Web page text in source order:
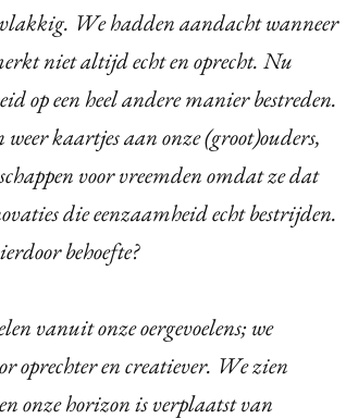
We hadden aandacht wanneer
niet altijd echt en oprecht. Nu
op een heel andere manier bestreden.
kaartjes aan onze (groot)ouders,
voor vreemden omdat ze dat
die eenzaamheid echt bestrijden.
behoefte?
vanuit onze oergevoelens; we
oprechter en creatiever. We zien
onze horizon is verplaatst van